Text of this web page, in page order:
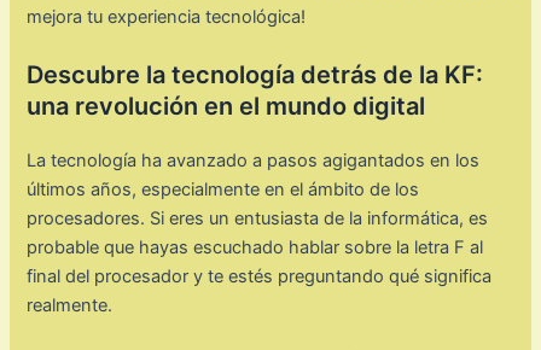
mejora tu experiencia tecnológica!
Descubre la tecnología detrás de la KF:
una revolución en el mundo digital
La tecnología ha avanzado a pasos agigantados en los
últimos años, especialmente en el ámbito de los
procesadores. Si eres un entusiasta de la informática, es
probable que hayas escuchado hablar sobre la letra F al
final del procesador y te estés preguntando qué significa
realmente.